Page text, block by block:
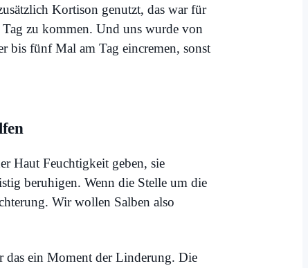
Kortison genutzt, das war für
zu kommen. Und uns wurde von
bis fünf Mal am Tag eincremen, sonst
Haut Feuchtigkeit geben, sie
beruhigen. Wenn die Stelle um die
Wir wollen Salben also
das ein Moment der Linderung. Die